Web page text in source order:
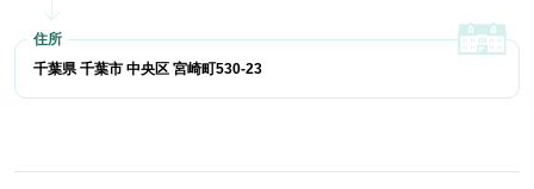
千葉県 千葉市 中央区 宮崎町530-23